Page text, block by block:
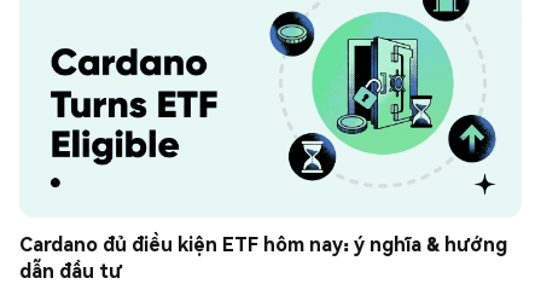
Cardano đủ điều kiện ETF hôm nay: ý nghĩa & hướng
dẫn đầu tư